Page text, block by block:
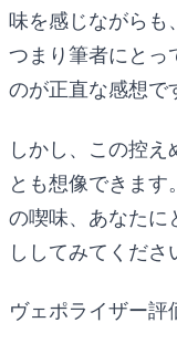
味を感じながらも
つまり筆者にとっ
のが正直な感想で
しかし、この控え
とも想像できま
の喫味、あなたに
ししてみてくださ
ヴェポライザー評